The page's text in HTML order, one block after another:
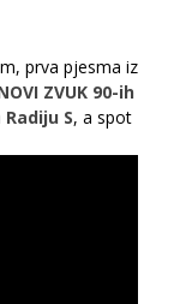
prva pjesma iz
ZVUK 90-ih
Radiju S, a spot